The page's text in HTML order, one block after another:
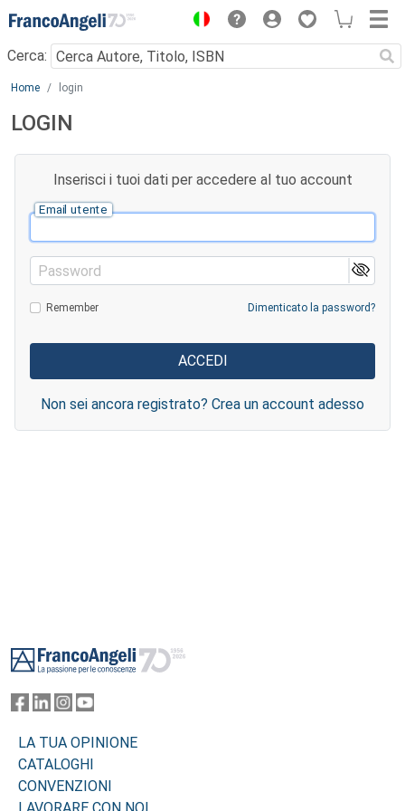
Menu
Cerca:
Main content
Home login
LOGIN
Inserisci i tuoi dati per accedere al tuo account
Email utente
Password
Remember Dimenticato la password?
Non sei ancora registrato? Crea un account adesso
LA TUA OPINIONE
CATALOGHI
CONVENZIONI